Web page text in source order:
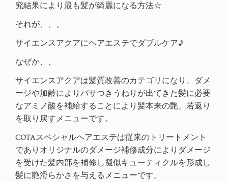
究結果により最も髪が綺麗になる方法☆
それが、、、
サイエンスアクアにヘアエステでダブルケア♪
なぜか、、
サイエンスアクアは髪質改善のカテゴリになり、ダメ
ージや加齢によりパサつきうねりが出てきた髪に必要
なアミノ酸を補給することにより髪本来の艶、若返り
を取り戻すメニューです。
COTAスペシャルヘアエステは従来のトリートメント
でありオリジナルのダメージ補修成分によりダメージ
を受けた髪内部を補修し擬似キューティクルを形成し
髪に艶滑らかさを与えるメニューです。